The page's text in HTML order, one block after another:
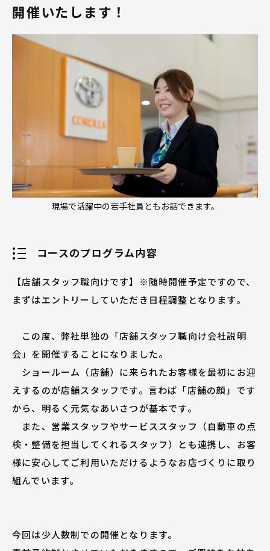
開催いたします！
現場で活躍中の若手社員ともお話できます。
コースのプログラム内容
【店舗スタッフ職向けです】※随時開催予定ですので、
まずはエントリーしていただき日程調整となります。
この度、弊社単独の「店舗スタッフ職向け会社説明
会」を開催することになりました。
ショールーム（店舗）に来られたお客様を最初にお迎
えするのが店舗スタッフです。言わば「店舗の顔」です
から、明るく元気なあいさつが基本です。
また、営業スタッフやサービススタッフ（自動車の点
検・整備を担当してくれるスタッフ）とも連携し、お客
様に安心してご利用いただけるようなお店づくりに取り
組んでいます。
今回は少人数制での開催となります。